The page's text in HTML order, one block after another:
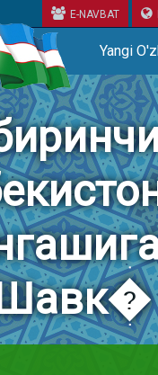
E-NAVBAT
Yangi
Шавк�